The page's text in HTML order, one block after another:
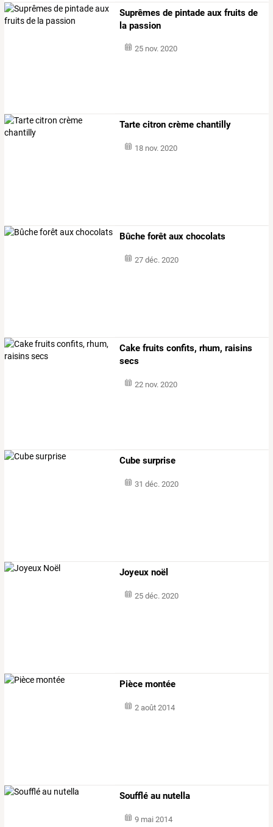
Suprêmes de pintade aux fruits de
la passion
25 nov. 2020
Tarte citron crème chantilly
18 nov. 2020
Bûche forêt aux chocolats
27 déc. 2020
Cake fruits confits, rhum, raisins
secs
22 nov. 2020
Cube surprise
31 déc. 2020
Joyeux noël
25 déc. 2020
Pièce montée
2 août 2014
Soufflé au nutella
9 mai 2014